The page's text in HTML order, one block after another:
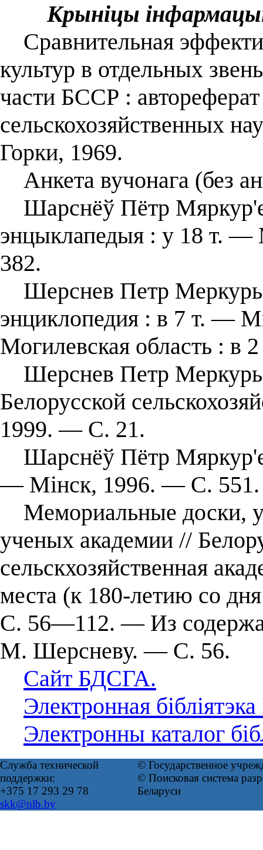
Крыніцы
Сравнительная
культур в отдельных
части БССР :
сельскохозяйственных
Горки, 1969.
Анкета вучонага (без
Шарснёў Пётр
энцыклапедыя : у 18 т.
382.
Шерснев Петр
энциклопедия : в 7 т. —
Могилевская область : в
Шерснев Петр
Белорусской
1999. — С. 21.
Шарснёў Пётр
— Мінск, 1996. — С. 551.
Мемориальные доски,
ученых академии //
сельскхозяйственная
места (к 180-летию со
С. 56—112. — Из
М. Шерсневу. — С. 56.
Сайт БДСГА.
Электронная
Электронны каталог
Служба технической
поддержки:
+375 17 293 29 78
skk@nlb.by
© Государственное
© Поисковая система
Беларуси